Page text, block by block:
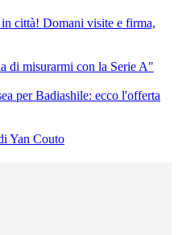
città! Domani visite e firma,
di misurarmi con la Serie A"
per Badiashile: ecco l'offerta
Yan Couto